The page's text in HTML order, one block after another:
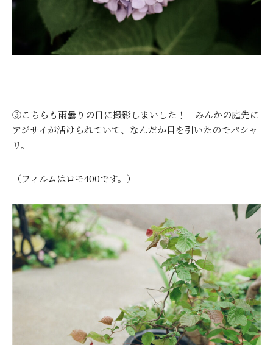
③こちらも雨曇りの日に撮影しまいした！ みんかの庭先に
アジサイが活けられていて、なんだか目を引いたのでパシャ
リ。
（フィルムはロモ400です。）